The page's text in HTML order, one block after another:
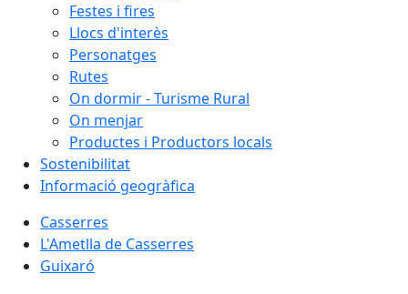
Festes i fires
Llocs d'interès
Personatges
Rutes
On dormir - Turisme Rural
On menjar
Productes i Productors locals
Sostenibilitat
Informació geogràfica
Casserres
L'Ametlla de Casserres
Guixaró